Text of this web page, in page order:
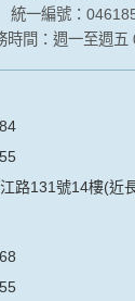
佈統計數據及說
三人或使用於蒐
號、使用本網站相
集您的個人識別資
料。
時，我們會取得您
件、出生日期、性
取得您的姓名、電
日期、性別、行業
們的服務後，本網
留您在上網瀏覽或
統一編號：
時間：週一至週五
路131號14樓(近